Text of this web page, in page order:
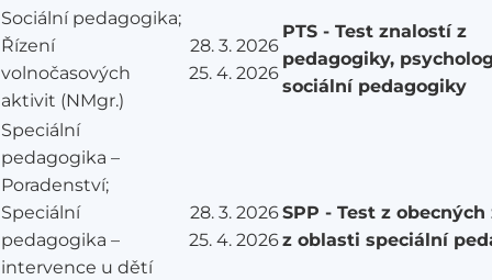
Sociální pedagogika;
Řízení
volnočasových
aktivit (NMgr.)
28. 3. 2026
25. 4. 2026
PTS - Test znalostí z
pedagogiky,
sociální pedagogiky
Speciální
pedagogika –
Poradenství;
Speciální
pedagogika –
intervence u dětí
28. 3. 2026
25. 4. 2026
SPP - Test z
z oblasti speciální